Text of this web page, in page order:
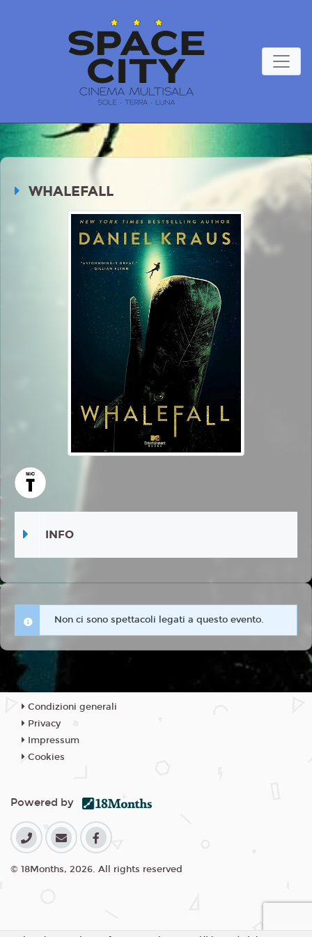
WHALEFALL
INFO
Non ci sono spettacoli legati a questo evento.
Condizioni generali
Privacy
Impressum
Cookies
Powered by
© 18Months, 2026. All rights reserved